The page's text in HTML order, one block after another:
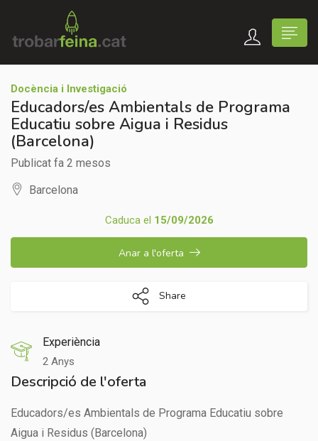
Docència i Investigació
Educadors/es Ambientals de Programa
Educatiu sobre Aigua i Residus
(Barcelona)
Publicat fa 2 mesos
Barcelona
Caduca el 15/09/2026
Anar a l'oferta
Share
Experiència
2 Anys
Descripció de l'oferta
Educadors/es Ambientals de Programa Educatiu sobre
Aigua i Residus (Barcelona)